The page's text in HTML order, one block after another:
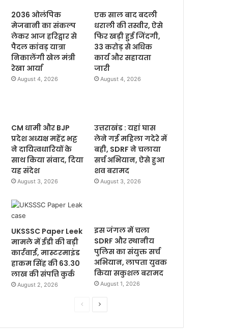
2036 ओलंपिक
मेजबानी का संकल्प
लेकर आज हरिद्वार से
पैदल कांवड़ यात्रा
निकालेंगी खेल मंत्री
रेखा आर्या
August 4, 2026
एक साल बाद बदली
धराली की तस्वीर, ऐसे
फिर खड़ी हुई जिंदगी,
33 करोड़ से अधिक
कार्य और सहायता
जारी
August 4, 2026
CM धामी और BJP
प्रदेश अध्यक्ष महेंद्र भट्ट
ने दायित्वधारियों के
साथ किया संवाद, दिया
यह संदेश
August 3, 2026
उत्तराखंड : यहां घास
लेने गई महिला गदेरे में
बही, SDRF ने चलाया
सर्च अभियान, ऐसे हुआ
शव बरामद
August 3, 2026
UKSSSC Paper Leek
मामले में ईडी की बड़ी
कार्रवाई, मास्टरमाइंड
हाकम सिंह की 63.30
लाख की संपत्ति कुर्क
August 2, 2026
इस जंगल में चला
SDRF और स्थानीय
पुलिस का संयुक्त सर्च
अभियान, लापता युवक
किया सकुशल बरामद
August 1, 2026